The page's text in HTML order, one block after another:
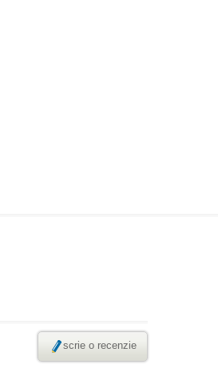
scrie o recenzie